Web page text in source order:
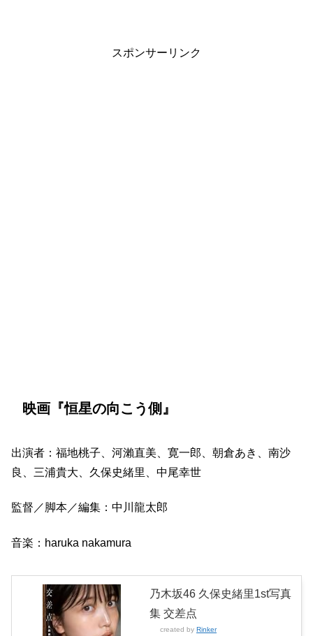
スポンサーリンク
映画『恒星の向こう側』
出演者：福地桃子、河瀨直美、寛一郎、朝倉あき、南沙
良、三浦貴大、久保史緒里、中尾幸世
監督／脚本／編集：中川龍太郎
音楽：haruka nakamura
乃木坂46 久保史緒里1st写真
集 交差点
created by Rinker